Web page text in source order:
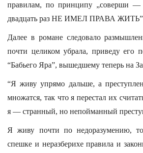
правилам, по принципу „соверши —
двадцать раз НЕ ИМЕЛ ПРАВА
Далее в романе следовало
почти целиком убрала, приведу его
“Бабьего Яра”, вышедшему теперь на
“Я живу упрямо дальше, а
множатся, так что я перестал их
я — странный, но непойманный
Я живу почти по недоразумению,
спешке и неразберихе правила и